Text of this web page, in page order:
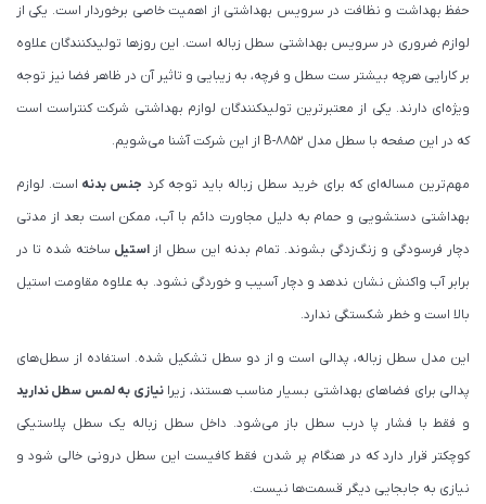
حفظ بهداشت و نظافت در سرویس بهداشتی از اهمیت خاصی برخوردار است. یکی از
لوازم ضروری در سرویس بهداشتی سطل زباله است. این روزها تولیدکنندگان علاوه
بر کارایی هرچه بیشتر ست سطل و فرچه، به زیبایی و تاثیر آن در ظاهر فضا نیز توجه
ویژه‌ای دارند. یکی از معتبرترین تولیدکنندگان لوازم بهداشتی شرکت کنتراست است
که در این صفحه با سطل مدل 8852-B از این شرکت آشنا می‌شویم.
مهم‌ترین مساله‌ای که برای خرید سطل زباله باید توجه کرد جنس بدنه است. لوازم
بهداشتی دستشویی و حمام به دلیل مجاورت دائم با آب، ممکن است بعد از مدتی
دچار فرسودگی و زنگ‌زدگی بشوند. تمام بدنه این سطل از استیل ساخته شده تا در
برابر آب واکنش نشان ندهد و دچار آسیب و خوردگی نشود. به علاوه مقاومت استیل
بالا است و خطر شکستگی ندارد.
این مدل سطل زباله، پدالی است و از دو سطل تشکیل شده. استفاده از سطل‌های
پدالی برای فضاهای بهداشتی بسیار مناسب هستند، زیرانیازی به لمس سطل ندارید
و فقط با فشار پا درب سطل باز می‌شود. داخل سطل زباله یک سطل پلاستیکی
کوچکتر قرار دارد که در هنگام پر شدن فقط کافیست این سطل درونی خالی شود و
نیازی به جابجایی دیگر قسمت‌ها نیست.